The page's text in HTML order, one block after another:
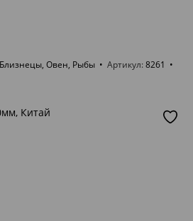
Близнецы, Овен, Рыбы Артикул 8261